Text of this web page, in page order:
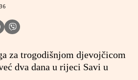
za trogodišnjom djevojčicom
dva dana u rijeci Savi u